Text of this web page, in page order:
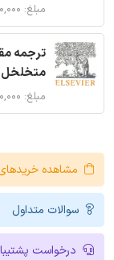
مبلغ: ۱۲۰,۰۰۰ تومان
ترجمه
مبلغ: ۱۴۰,۰۰۰ تومان
مشاهده
سوالات متداول
درخواست